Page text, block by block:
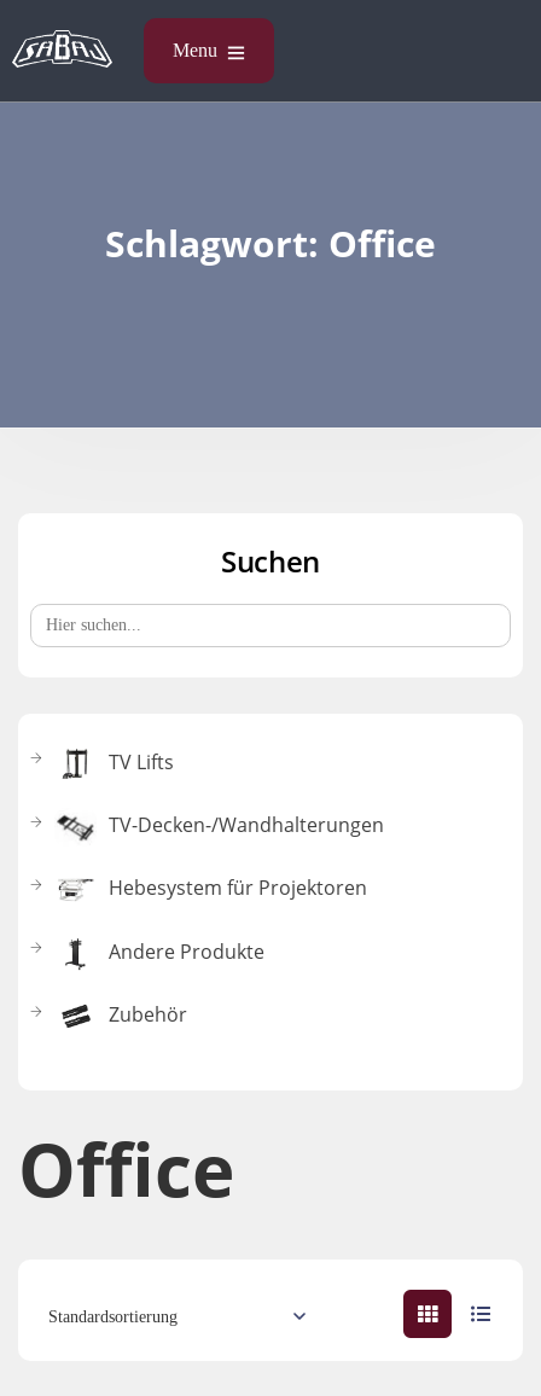
Schlagwort: Office
Office
Suchen
Search
for:
TV Lifts
TV-Decken-/Wandhalterungen
Hebesystem für Projektoren
Andere Produkte
Zubehör